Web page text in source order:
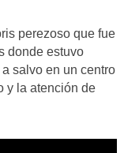
perezoso que fue
donde estuvo
salvo en un centro
y la atención de